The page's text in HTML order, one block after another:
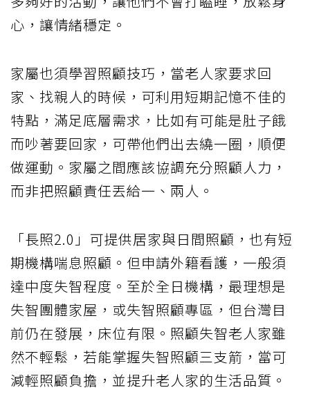
心，讓情緒穩定。
家屬也須學習照顧技巧，當老人家要求回
家、找親人的時候，可利用短期記憶不佳的
特點，滿足底層需求，比如有可能是肚子餓
而吵著要回家，可帶他們出去繞一圈，順便
做運動。家屬之間應該協調充分照顧人力，
而非把照顧責任丟給一、兩人。
「長照2.0」可提供居家與日間照顧，也有短
期機構喘息照顧。但申請外籍看護，一般須
達中度失智程度。至於全日機構，最理想是
失智團體家屋，或失智照顧專區，但台灣目
前仍在發展，床位有限。照顧失智老人家雖
然不輕鬆，若能掌握失智照顧三支箭，當可
減輕照顧負擔，並提升老人家的生活品質。